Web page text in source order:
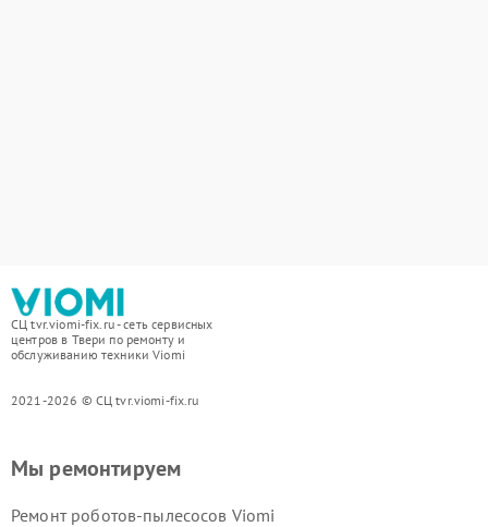
СЦ tvr.viomi-fix.ru - сеть сервисных
центров в Твери по ремонту и
обслуживанию техники Viomi
2021-2026 © СЦ tvr.viomi-fix.ru
Мы ремонтируем
Ремонт роботов-пылесосов Viomi